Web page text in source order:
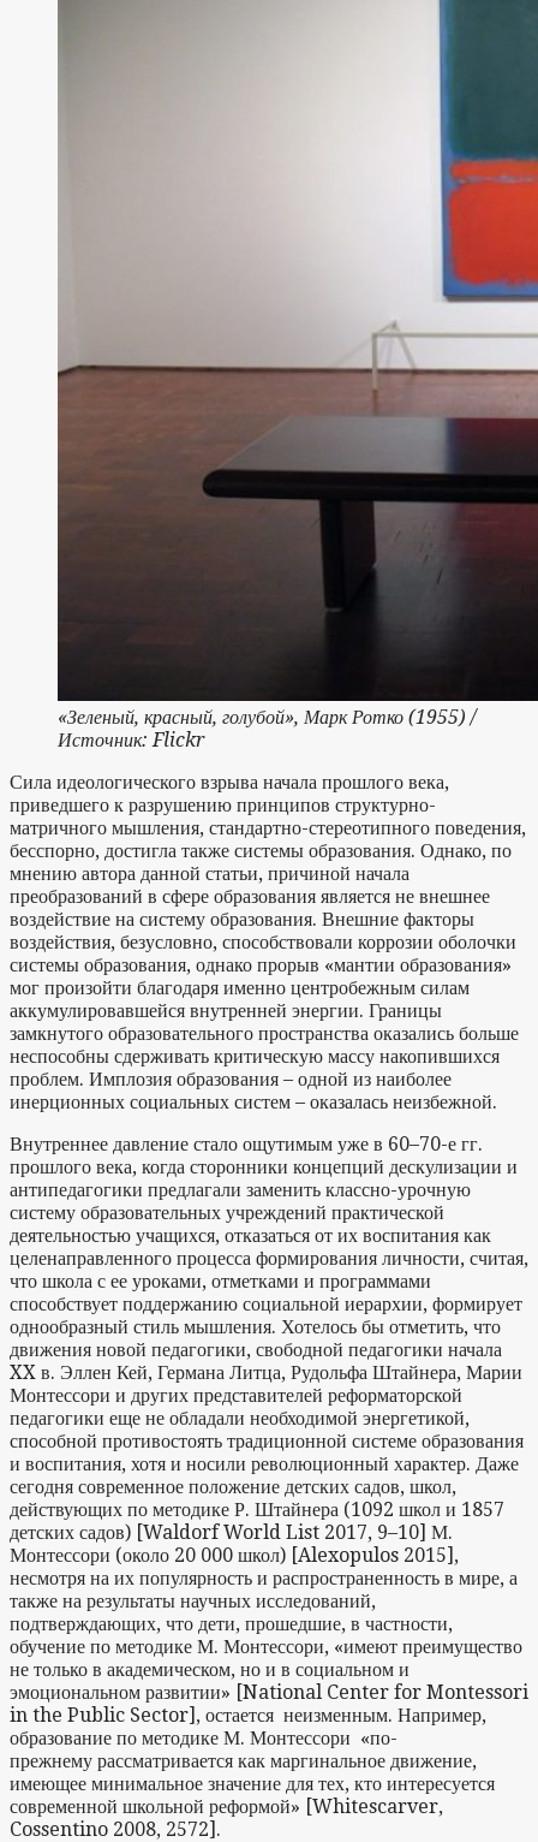
«Зеленый, красный, голубой», Марк Ротко (1955) /
Источник: Flickr
Сила идеологического взрыва начала прошлого века,
приведшего к разрушению принципов структурно-
матричного мышления, стандартно-стереотипного поведения,
бесспорно, достигла также системы образования. Однако, по
мнению автора данной статьи, причиной начала
преобразований в сфере образования является не внешнее
воздействие на систему образования. Внешние факторы
воздействия, безусловно, способствовали коррозии оболочки
системы образования, однако прорыв «мантии образования»
мог произойти благодаря именно центробежным силам
аккумулировавшейся внутренней энергии. Границы
замкнутого образовательного пространства оказались больше
неспособны сдерживать критическую массу накопившихся
проблем. Имплозия образования – одной из наиболее
инерционных социальных систем – оказалась неизбежной.
Внутреннее давление стало ощутимым уже в 60–70-е гг.
прошлого века, когда сторонники концепций дескулизации и
антипедагогики предлагали заменить классно-урочную
систему образовательных учреждений практической
деятельностью учащихся, отказаться от их воспитания как
целенаправленного процесса формирования личности, считая,
что школа с ее уроками, отметками и программами
способствует поддержанию социальной иерархии, формирует
однообразный стиль мышления. Хотелось бы отметить, что
движения новой педагогики, свободной педагогики начала
XX в. Эллен Кей, Германа Литца, Рудольфа Штайнера, Марии
Монтессори и других представителей реформаторской
педагогики еще не обладали необходимой энергетикой,
способной противостоять традиционной системе образования
и воспитания, хотя и носили революционный характер. Даже
сегодня современное положение детских садов, школ,
действующих по методике Р. Штайнера (1092 школ и 1857
детских садов) [Waldorf World List 2017, 9–10] М.
Монтессори (около 20 000 школ) [Alexopulos 2015],
несмотря на их популярность и распространенность в мире, а
также на результаты научных исследований,
подтверждающих, что дети, прошедшие, в частности,
обучение по методике М. Монтессори, «имеют преимущество
не только в академическом, но и в социальном и
эмоциональном развитии» [National Center for Montessori
in the Public Sector], остается неизменным. Например,
образование по методике М. Монтессори «по-
прежнему рассматривается как маргинальное движение,
имеющее минимальное значение для тех, кто интересуется
современной школьной реформой» [Whitescarver,
Cossentino 2008, 2572].